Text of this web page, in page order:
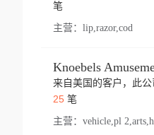
笔
主营： lip,razor,cod
来自美国的客户，此
25笔
主营：